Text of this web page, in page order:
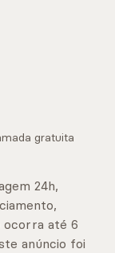
gratuita
24h,
ocorra até 6
anúncio foi